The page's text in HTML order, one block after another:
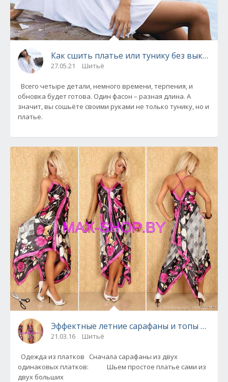
Как сшить платье или тунику без выкройки
27.05.21 Шитьё
Всего четыре детали, немного времени, терпения, и
обновка будет готова. Один фасон – разная длина. А
значит, вы сошьёте своими руками не только тунику, но и
платье.
Эффектные летние сарафаны и топы из
21.03.16 Шитьё
Одежда из платков Сначала сарафаны из двух
одинаковых платков: Шьем простое платье сами из
двух больших